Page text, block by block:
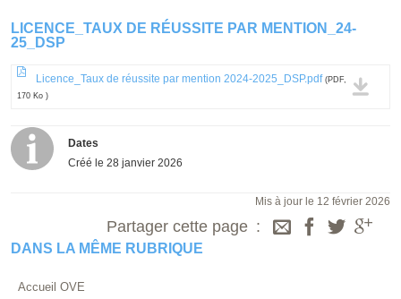
LICENCE_TAUX DE RÉUSSITE PAR MENTION_24-
25_DSP
Licence_Taux de réussite par mention 2024-2025_DSP.pdf (PDF,
170 Ko )
Dates
Créé le 28 janvier 2026
Mis à jour le 12 février 2026
Partager cette page
DANS LA MÊME RUBRIQUE
Accueil OVE